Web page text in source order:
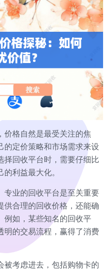
价格自然是最受关注的焦
的定价策略和市场需求来设
择回收平台时，需要仔细比
利益最大化。
专业的回收平台是至关重要
供合理的回收价格，还能确
例如，某些知名的回收平
明的交易流程，赢得了消费
被考虑进去，包括购物卡的